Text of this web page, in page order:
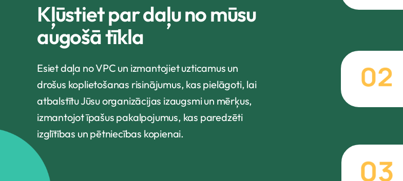
Kļūstiet par daļu no mūsu
augošā tīkla
Esiet daļa no VPC un izmantojiet uzticamus un
drošus koplietošanas risinājumus, kas pielāgoti, lai
atbalstītu Jūsu organizācijas izaugsmi un mērķus,
izmantojot īpašus pakalpojumus, kas paredzēti
izglītības un pētniecības kopienai.